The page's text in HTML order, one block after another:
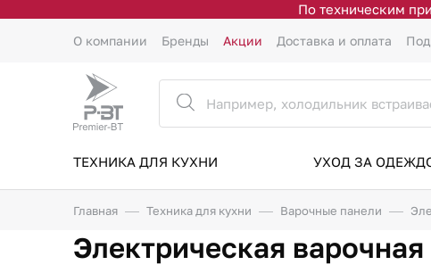
По техническим
О компании Бренды Акции Доставка и оплата
ТЕХНИКА ДЛЯ КУХНИ УХОД ЗА
Главная Техника для кухни Варочные панели
Электрическая